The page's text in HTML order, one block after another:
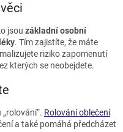
jsou základní osobní
. Tím zajistíte, že máte
riziko zapomenutí
kterých se neobejdete.
Rolování oblečení
a také pomáhá předcházet